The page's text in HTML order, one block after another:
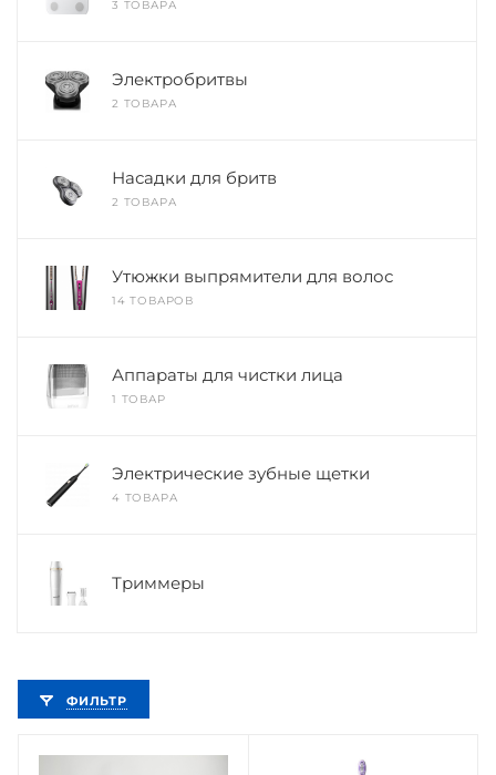
3 ТОВАРА
Электробритвы
2 ТОВАРА
Насадки для бритв
2 ТОВАРА
Утюжки выпрямители для волос
14 ТОВАРОВ
Аппараты для чистки лица
1 ТОВАР
Электрические зубные щетки
4 ТОВАРА
Триммеры
ФИЛЬТР